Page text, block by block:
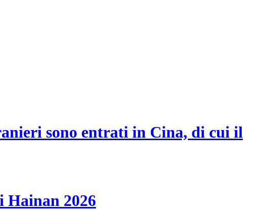
sono entrati in Cina, di cui il
Hainan 2026